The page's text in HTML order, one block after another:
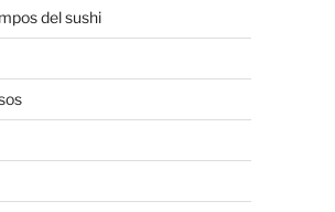
del sushi